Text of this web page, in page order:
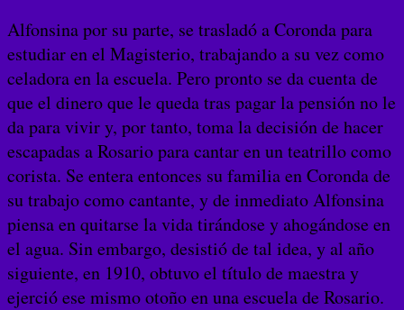
Alfonsina por su parte, se trasladó a Coronda para
estudiar en el Magisterio, trabajando a su vez como
celadora en la escuela. Pero pronto se da cuenta de
que el dinero que le queda tras pagar la pensión no le
da para vivir y, por tanto, toma la decisión de hacer
escapadas a Rosario para cantar en un teatrillo como
corista. Se entera entonces su familia en Coronda de
su trabajo como cantante, y de inmediato Alfonsina
piensa en quitarse la vida tirándose y ahogándose en
el agua. Sin embargo, desistió de tal idea, y al año
siguiente, en 1910, obtuvo el título de maestra y
ejerció ese mismo otoño en una escuela de Rosario.